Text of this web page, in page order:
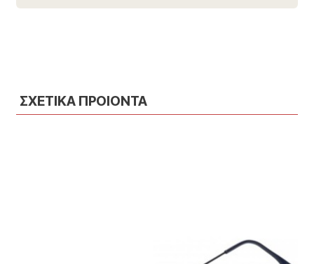
ΣΧΕΤΙΚΑ ΠΡΟΙΟΝΤΑ